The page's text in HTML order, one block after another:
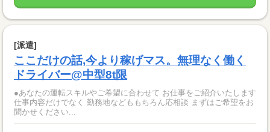
[派遣]
ここだけの話,今より稼げマス。無理なく働く
ドライバー@中型8t限
●あなたの運転スキルやご希望に合わせて お仕事をご紹介いたします
仕事内容だけでなく 勤務地などももちろん応相談 まずはご希望をお
聞かせください...